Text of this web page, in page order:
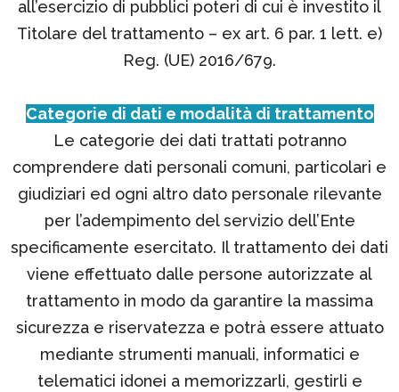
all’esercizio di pubblici poteri di cui è investito il
Titolare del trattamento – ex art. 6 par. 1 lett. e)
Reg. (UE) 2016/679.
Categorie di dati e modalità di trattamento
Le categorie dei dati trattati potranno
comprendere dati personali comuni, particolari e
giudiziari ed ogni altro dato personale rilevante
per l’adempimento del servizio dell’Ente
specificamente esercitato. Il trattamento dei dati
viene effettuato dalle persone autorizzate al
trattamento in modo da garantire la massima
sicurezza e riservatezza e potrà essere attuato
mediante strumenti manuali, informatici e
telematici idonei a memorizzarli, gestirli e